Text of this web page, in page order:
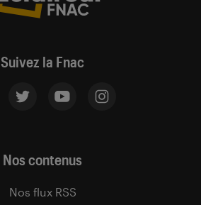
Suivez la Fnac
Nos contenus
Nos flux RSS